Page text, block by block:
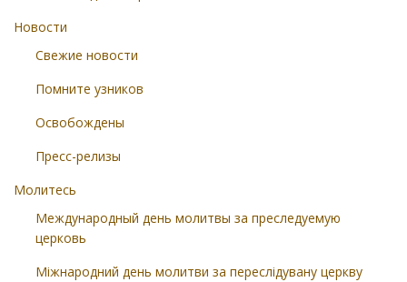
Новости
Свежие новости
Помните узников
Освобождены
Пресс-релизы
Молитесь
Международный день молитвы за преследуемую
церковь
Міжнародний день молитви за переслідувану церкву